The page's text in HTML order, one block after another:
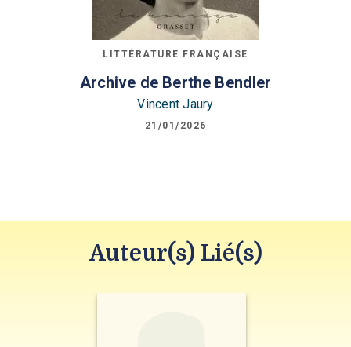
LITTÉRATURE FRANÇAISE
Archive de Berthe Bendler
Vincent Jaury
21/01/2026
Auteur(s) Lié(s)